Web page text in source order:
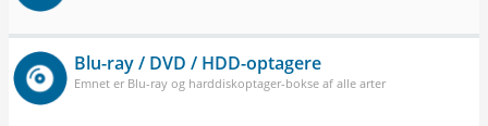
Blu-ray / DVD / HDD-optagere
Emnet er Blu-ray og harddiskoptager-bokse af alle arter